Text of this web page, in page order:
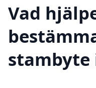
Vad
stambyte